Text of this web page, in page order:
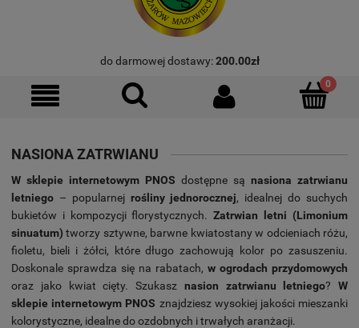
do darmowej dostawy:200.00zł
NASIONA ZATRWIANU
W sklepie internetowym PNOS dostępne są nasiona zatrwianu
letniego – popularnej rośliny jednorocznej, idealnej do suchych
bukietów i kompozycji florystycznych.Zatrwian letni (Limonium
sinuatum) tworzy sztywne, barwne kwiatostany w odcieniach różu,
fioletu, bieli i żółci, które długo zachowują kolor po zasuszeniu.
Doskonale sprawdza się na rabatach, w ogrodach przydomowych
oraz jako kwiat cięty. Szukasz nasion zatrwianu letniego? W
sklepie internetowym PNOS znajdziesz wysokiej jakości mieszanki
kolorystyczne, idealne do ozdobnych i trwałych aranżacji.